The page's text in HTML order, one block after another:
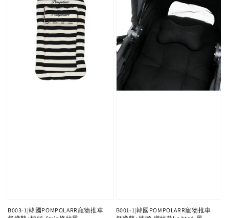
B003-1|韓國POMPOLARR寵物推車
B001-1|韓國POMPOLARR寵物推車